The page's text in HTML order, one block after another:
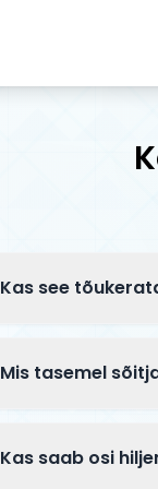
Kas see
klambriga ja
Mis tasemel
Premium
Kas saab osi